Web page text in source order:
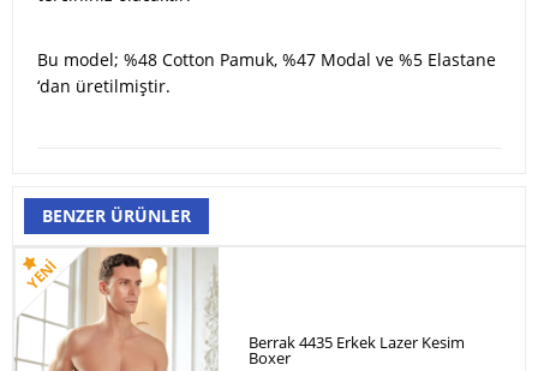
Bu model; %48 Cotton Pamuk, %47 Modal ve %5 Elastane
‘dan üretilmiştir.
BENZER ÜRÜNLER
Berrak 4435 Erkek Lazer Kesim
Boxer